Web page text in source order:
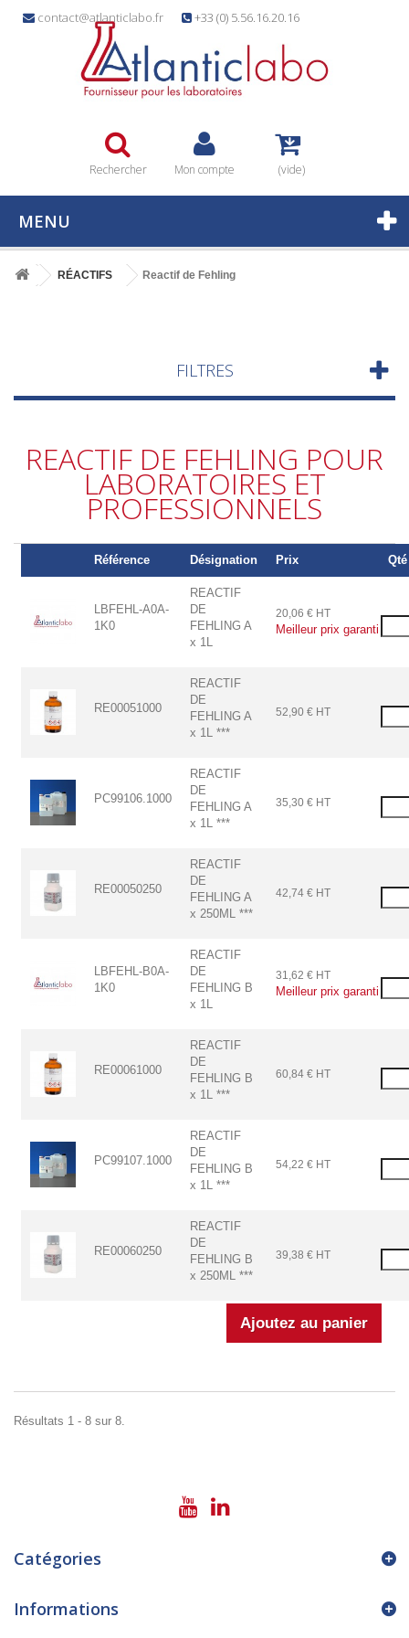
contact@atlanticlabo.fr +33 (0) 5.56.16.20.16
Rechercher Mon compte (vide)
MENU
RÉACTIFS Reactif de Fehling
FILTRES
REACTIF DE FEHLING POUR
LABORATOIRES ET
PROFESSIONNELS
Référence Désignation Prix
LBFEHL-A0A-
1K0
REACTIF
DE
FEHLING A
x 1L
20,06 € HT
Meilleur prix garanti
RE00051000
REACTIF
DE
FEHLING A
x 1L ***
52,90 € HT
PC99106.1000
REACTIF
DE
FEHLING A
x 1L ***
35,30 € HT
RE00050250
REACTIF
DE
FEHLING A
x 250ML ***
42,74 € HT
LBFEHL-B0A-
1K0
REACTIF
DE
FEHLING B
x 1L
31,62 € HT
Meilleur prix garanti
RE00061000
REACTIF
DE
FEHLING B
x 1L ***
60,84 € HT
PC99107.1000
REACTIF
DE
FEHLING B
x 1L ***
54,22 € HT
RE00060250
REACTIF
DE
FEHLING B
x 250ML ***
39,38 € HT
Résultats 1 - 8 sur 8.
Catégories
Informations